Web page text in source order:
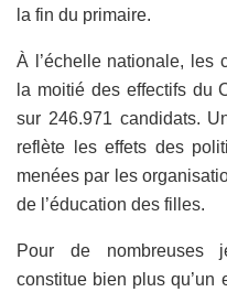
la fin du primaire.
À l’échelle nationale, les
la moitié des effectifs du
sur 246.971 candidats.
reflète les effets des
menées par les
de l’éducation des filles.
Pour de nombreuses
constitue bien plus qu’un